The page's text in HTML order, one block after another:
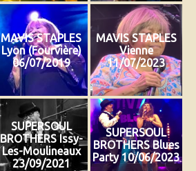
MAVIS STAPLES
Lyon (Fourvière)
06/07/2019
MAVIS STAPLES
Vienne
11/07/2023
SUPERSOUL
BROTHERS Issy-
Les-Moulineaux
23/09/2021
SUPERSOUL
BROTHERS Blues
Party 10/06/2023